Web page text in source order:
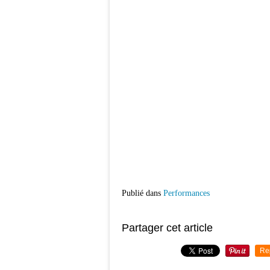
Publié dans Performances
Partager cet article